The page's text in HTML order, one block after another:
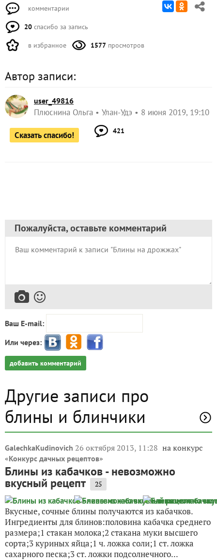
комментарии
20 спасибо за запись
в избранное 1577 просмотров
Автор записи:
user_49816
Плюснина Ольга Улан-Удэ 8 июня 2019, 19:10
Сказать спасибо! 421
Пожалуйста, оставьте комментарий
Ваш E-mail:
Или через:
добавить комментарий
Другие записи про
блины и блинчики
GalechkaKudinovich 26 октября 2013, 11:28 на конкурс
«Конкурс дачных рецептов»
Блины из кабачков - невозможно
вкусный рецепт 25
Вкусные, сочные блины получаются из кабачков.
Ингредиенты для блинов:половина кабачка среднего
размера;1 стакан молока;2 стакана муки высшего
сорта;3 куриных яйца;1 ч. ложка соли;1 ст. ложка
сахарного песка;3 ст. ложки подсолнечного...